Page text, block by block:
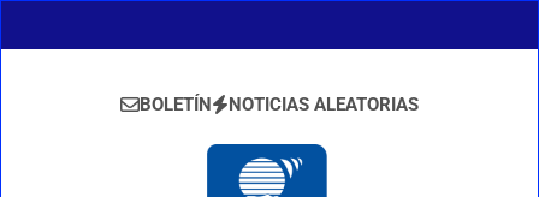
BOLETÍN NOTICIAS ALEATORIAS